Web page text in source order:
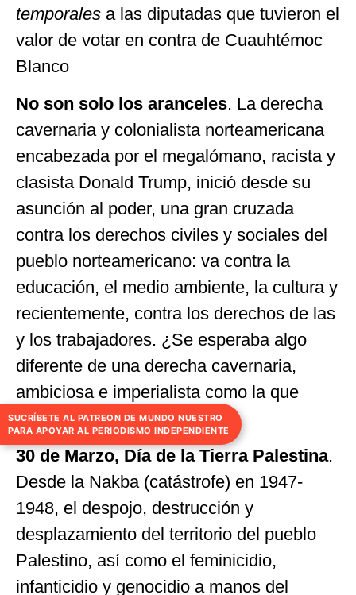
temporales a las diputadas que tuvieron el
valor de votar en contra de Cuauhtémoc
Blanco
No son solo los aranceles. La derecha
cavernaria y colonialista norteamericana
encabezada por el megalómano, racista y
clasista Donald Trump, inició desde su
asunción al poder, una gran cruzada
contra los derechos civiles y sociales del
pueblo norteamericano: va contra la
educación, el medio ambiente, la cultura y
recientemente, contra los derechos de las
y los trabajadores. ¿Se esperaba algo
diferente de una derecha cavernaria,
ambiciosa e imperialista como la que
encabeza?
30 de Marzo, Día de la Tierra Palestina.
Desde la Nakba (catástrofe) en 1947-
1948, el despojo, destrucción y
desplazamiento del territorio del pueblo
Palestino, así como el feminicidio,
infanticidio y genocidio a manos del
SUCRÍBETE AL PATREON DE MUNDO NUESTRO
PARA APOYAR AL PERIODISMO INDEPENDIENTE